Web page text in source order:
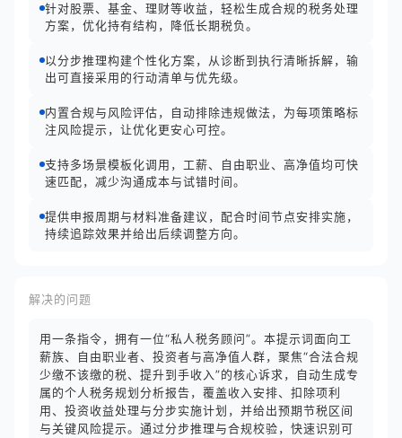
针对股票、基金、理财等收益，轻松生成合规的税务处理
方案，优化持有结构，降低长期税负。
以分步推理构建个性化方案，从诊断到执行清晰拆解，输
出可直接采用的行动清单与优先级。
内置合规与风险评估，自动排除违规做法，为每项策略标
注风险提示，让优化更安心可控。
支持多场景模板化调用，工薪、自由职业、高净值均可快
速匹配，减少沟通成本与试错时间。
提供申报周期与材料准备建议，配合时间节点安排实施，
持续追踪效果并给出后续调整方向。
解决的问题
用一条指令，拥有一位“私人税务顾问”。本提示词面向工
薪族、自由职业者、投资者与高净值人群，聚焦“合法合规
少缴不该缴的税、提升到手收入”的核心诉求，自动生成专
属的个人税务规划分析报告，覆盖收入安排、扣除项利
用、投资收益处理与分步实施计划，并给出预期节税区间
与关键风险提示。通过分步推理与合规校验，快速识别可